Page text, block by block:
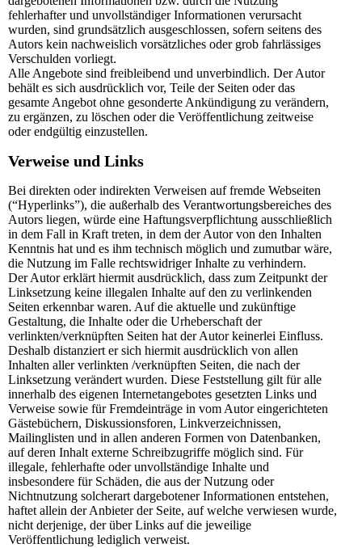
fehlerhafter und unvollständiger Informationen verursacht
wurden, sind grundsätzlich ausgeschlossen, sofern seitens des
Autors kein nachweislich vorsätzliches oder grob fahrlässiges
Verschulden vorliegt.
Alle Angebote sind freibleibend und unverbindlich. Der Autor
behält es sich ausdrücklich vor, Teile der Seiten oder das
gesamte Angebot ohne gesonderte Ankündigung zu verändern,
zu ergänzen, zu löschen oder die Veröffentlichung zeitweise
oder endgültig einzustellen.
Verweise und Links
Bei direkten oder indirekten Verweisen auf fremde Webseiten
(“Hyperlinks”), die außerhalb des Verantwortungsbereiches des
Autors liegen, würde eine Haftungsverpflichtung ausschließlich
in dem Fall in Kraft treten, in dem der Autor von den Inhalten
Kenntnis hat und es ihm technisch möglich und zumutbar wäre,
die Nutzung im Falle rechtswidriger Inhalte zu verhindern.
Der Autor erklärt hiermit ausdrücklich, dass zum Zeitpunkt der
Linksetzung keine illegalen Inhalte auf den zu verlinkenden
Seiten erkennbar waren. Auf die aktuelle und zukünftige
Gestaltung, die Inhalte oder die Urheberschaft der
verlinkten/verknüpften Seiten hat der Autor keinerlei Einfluss.
Deshalb distanziert er sich hiermit ausdrücklich von allen
Inhalten aller verlinkten /verknüpften Seiten, die nach der
Linksetzung verändert wurden. Diese Feststellung gilt für alle
innerhalb des eigenen Internetangebotes gesetzten Links und
Verweise sowie für Fremdeinträge in vom Autor eingerichteten
Gästebüchern, Diskussionsforen, Linkverzeichnissen,
Mailinglisten und in allen anderen Formen von Datenbanken,
auf deren Inhalt externe Schreibzugriffe möglich sind. Für
illegale, fehlerhafte oder unvollständige Inhalte und
insbesondere für Schäden, die aus der Nutzung oder
Nichtnutzung solcherart dargebotener Informationen entstehen,
haftet allein der Anbieter der Seite, auf welche verwiesen wurde,
nicht derjenige, der über Links auf die jeweilige
Veröffentlichung lediglich verweist.